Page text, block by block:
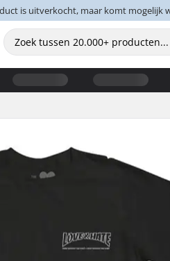
is uitverkocht, maar komt mogelijk